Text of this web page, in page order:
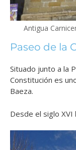
Antigua
Paseo de la
Situado junto a la
Constitución es
Baeza.
Desde el siglo